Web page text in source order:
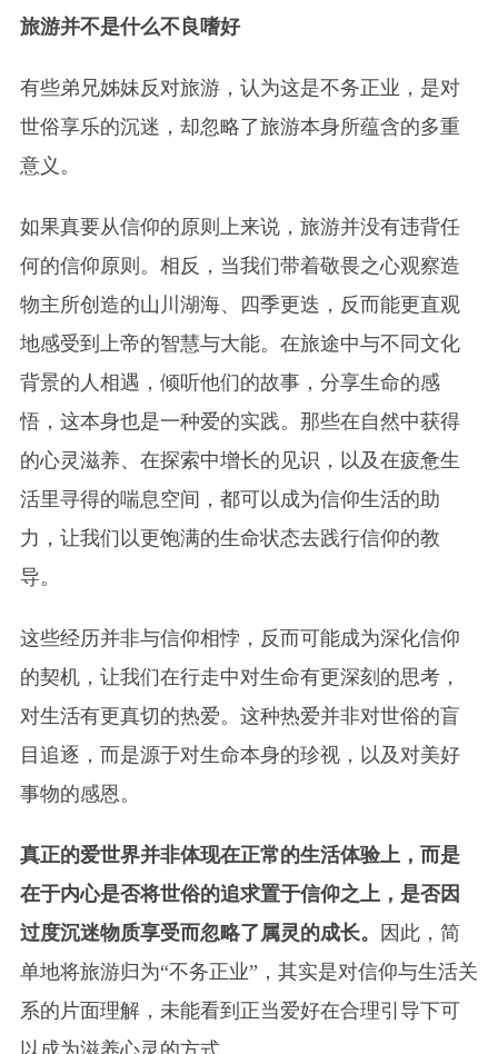
旅游并不是什么不良嗜好
有些弟兄姊妹反对旅游，认为这是不务正业，是对
世俗享乐的沉迷，却忽略了旅游本身所蕴含的多重
意义。
如果真要从信仰的原则上来说，旅游并没有违背任
何的信仰原则。相反，当我们带着敬畏之心观察造
物主所创造的山川湖海、四季更迭，反而能更直观
地感受到上帝的智慧与大能。在旅途中与不同文化
背景的人相遇，倾听他们的故事，分享生命的感
悟，这本身也是一种爱的实践。那些在自然中获得
的心灵滋养、在探索中增长的见识，以及在疲惫生
活里寻得的喘息空间，都可以成为信仰生活的助
力，让我们以更饱满的生命状态去践行信仰的教
导。
这些经历并非与信仰相悖，反而可能成为深化信仰
的契机，让我们在行走中对生命有更深刻的思考，
对生活有更真切的热爱。这种热爱并非对世俗的盲
目追逐，而是源于对生命本身的珍视，以及对美好
事物的感恩。
真正的爱世界并非体现在正常的生活体验上，而是
在于内心是否将世俗的追求置于信仰之上，是否因
过度沉迷物质享受而忽略了属灵的成长。
因此，简
单地将旅游归为“不务正业”，其实是对信仰与生活关
系的片面理解，未能看到正当爱好在合理引导下可